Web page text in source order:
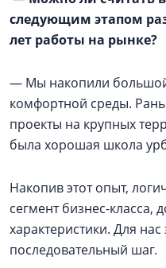
следующим этапом
лет работы на рынке?
— Мы накопили
комфортной среды.
проекты на крупных
была хорошая школа
Накопив этот опыт,
сегмент бизнес-класса,
характеристики. Для
последовательный шаг.